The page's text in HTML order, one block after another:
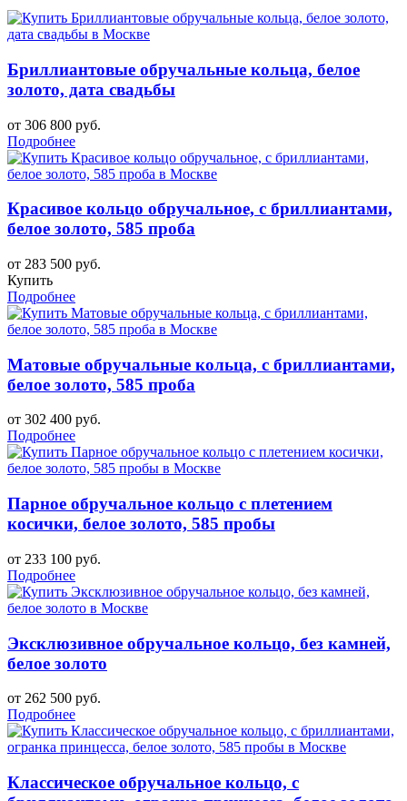
Бриллиантовые обручальные кольца, белое
золото, дата свадьбы
от 306 800 руб.
Подробнее
Красивое кольцо обручальное, с бриллиантами,
белое золото, 585 проба
от 283 500 руб.
Купить
Подробнее
Матовые обручальные кольца, с бриллиантами,
белое золото, 585 проба
от 302 400 руб.
Подробнее
Парное обручальное кольцо с плетением
косички, белое золото, 585 пробы
от 233 100 руб.
Подробнее
Эксклюзивное обручальное кольцо, без камней,
белое золото
от 262 500 руб.
Подробнее
Классическое обручальное кольцо, с